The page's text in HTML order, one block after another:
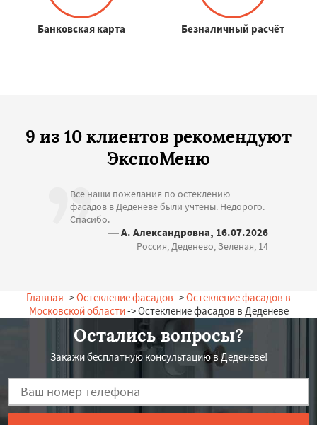
Банковская карта Безналичный расчёт
9 из 10 клиентов рекомендуют
ЭкспоМеню
Все наши пожелания по остеклению
фасадов в Деденеве были учтены. Недорого.
Спасибо.
— А. Александровна, 16.07.2026
Россия, Деденево, Зеленая, 14
Главная ->Остекление фасадов ->Остекление фасадов в
Московской области-> Остекление фасадов в Деденеве
Остались вопросы?
Закажи бесплатную консультацию в Деденеве!